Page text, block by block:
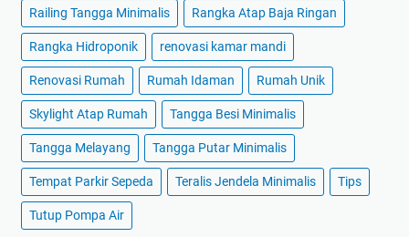
Railing Tangga Minimalis Rangka Atap Baja Ringan
Rangka Hidroponik renovasi kamar mandi
Renovasi Rumah Rumah Idaman Rumah Unik
Skylight Atap Rumah Tangga Besi Minimalis
Tangga Melayang Tangga Putar Minimalis
Tempat Parkir Sepeda Teralis Jendela Minimalis Tips
Tutup Pompa Air